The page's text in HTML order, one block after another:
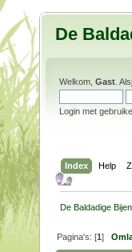
De
Welkom, Gast .
Login met
Index Help
De Baldadige
Pagina's: [1]